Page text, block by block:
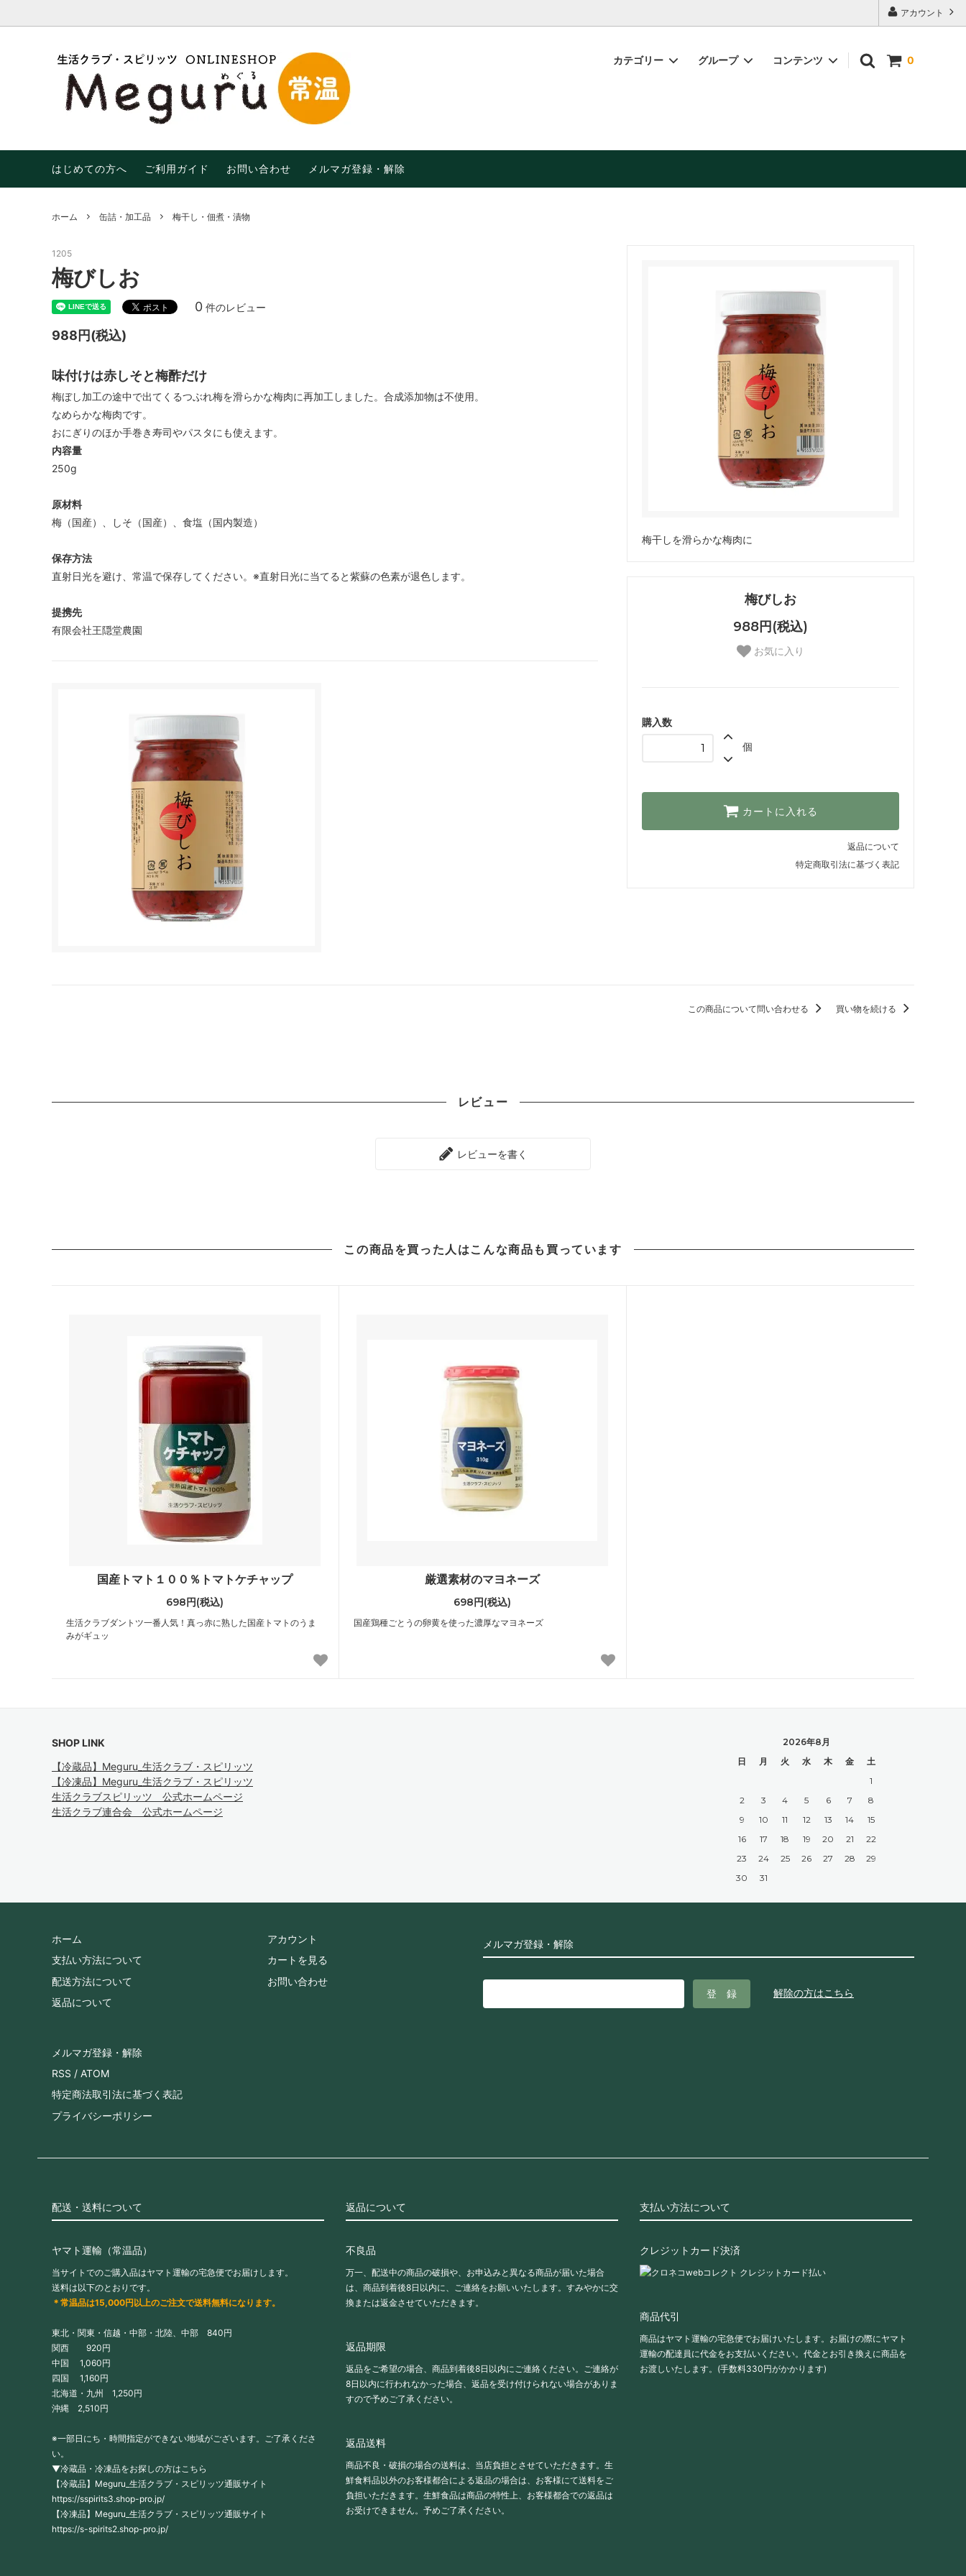
アカウント
0
カテゴリー
調味料・油 米・麺・粉
生活用品 有機（オーガニック）食品
グループ
【限定】おトクなわけあり品！
【期間限定】特別価格！【2026年9月
末限定品や月限定セールなど】
コンテンツ
はじめての方へ
はじめての方へ ご利用ガイド お問い合わせ メルマガ登録・解除
ホーム 缶詰・加工品 梅干し・佃煮・漬物
梅干しを滑らかな梅肉に
梅びしお
988円(税込)
お気に入り
購入数
個
カートに入れる
返品について
特定商取引法に基づく表記
1205
梅びしお
0 件のレビュー
988円(税込)
味付けは赤しそと梅酢だけ
梅ぼし加工の途中で出てくるつぶれ梅を滑らかな梅肉に再加工しました。合成添加物は不使用。
なめらかな梅肉です。
おにぎりのほか手巻き寿司やパスタにも使えます。
内容量
250g
原材料
梅（国産）、しそ（国産）、食塩（国内製造）
保存方法
直射日光を避け、常温で保存してください。※直射日光に当てると紫蘇の色素が退色します。
提携先
有限会社王隠堂農園
この商品について問い合わせる 買い物を続ける
レビュー
レビューを書く
この商品を買った人はこんな商品も買っています
国産トマト１００％トマトケチャップ
698円(税込)
生活クラブダントツ一番人気！真っ赤に熟した国産トマトのうま
みがギュッ
厳選素材のマヨネーズ
698円(税込)
国産鶏種ごとうの卵黄を使った濃厚なマヨネーズ
SHOP LINK
【冷蔵品】Meguru_生活クラブ・スピリッツ
【冷凍品】Meguru_生活クラブ・スピリッツ
生活クラブスピリッツ 公式ホームページ
生活クラブ連合会 公式ホームページ
2026年8月
日
月 火 水 木 金
土
1
2
3 4 5 6 7
8
9
10 11 12 13 14
15
16
17 18 19 20 21
22
23
24 25 26 27 28
29
30
31
メルマガ登録・解除
解除の方はこちら
ホーム
支払い方法について
配送方法について
返品について
アカウント
カートを見る
お問い合わせ
メルマガ登録・解除
RSS / ATOM
特定商法取引法に基づく表記
プライバシーポリシー
配送・送料について
ヤマト運輸（常温品）
当サイトでのご購入品はヤマト運輸の宅急便でお届けします。
送料は以下のとおりです。
＊常温品は15,000円以上のご注文で送料無料になります。
東北・関東・信越・中部・北陸、中部 840円
関西 920円
中国 1,060円
四国 1,160円
北海道・九州 1,250円
沖縄 2,510円
※一部日にち・時間指定ができない地域がございます。ご了承くださ
い。
▼冷蔵品・冷凍品をお探しの方はこちら
【冷蔵品】Meguru_生活クラブ・スピリッツ通販サイト
https://sspirits3.shop-pro.jp/
【冷凍品】Meguru_生活クラブ・スピリッツ通販サイト
https://s-spirits2.shop-pro.jp/
返品について
不良品
万一、配送中の商品の破損や、お申込みと異なる商品が届いた場合
は、商品到着後8日以内に、ご連絡をお願いいたします。すみやかに交
換または返金させていただきます。
返品期限
返品をご希望の場合、商品到着後8日以内にご連絡ください。ご連絡が
8日以内に行われなかった場合、返品を受け付けられない場合がありま
すので予めご了承ください。
返品送料
商品不良・破損の場合の送料は、当店負担とさせていただきます。生
鮮食料品以外のお客様都合による返品の場合は、お客様にて送料をご
負担いただきます。生鮮食品は商品の特性上、お客様都合での返品は
お受けできません。予めご了承ください。
支払い方法について
クレジットカード決済
商品代引
商品はヤマト運輸の宅急便でお届けいたします。お届けの際にヤマト
運輸の配達員に代金をお支払いください。代金とお引き換えに商品を
お渡しいたします。(手数料330円がかかります)